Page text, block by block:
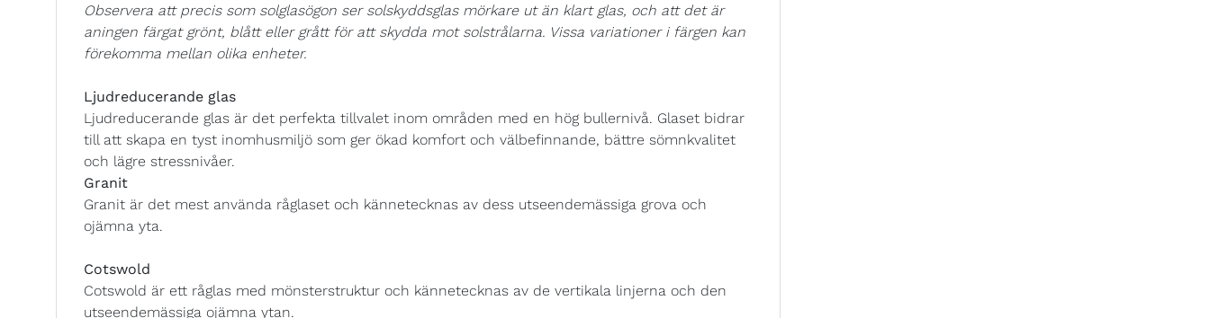
Observera att precis som solglasögon ser solskyddsglas mörkare ut än klart glas, och att det är
aningen färgat grönt, blått eller grått för att skydda mot solstrålarna. Vissa variationer i färgen kan
förekomma mellan olika enheter.
Ljudreducerande glas
Ljudreducerande glas är det perfekta tillvalet inom områden med en hög bullernivå. Glaset bidrar
till att skapa en tyst inomhusmiljö som ger ökad komfort och välbefinnande, bättre sömnkvalitet
och lägre stressnivåer.
Granit
Granit är det mest använda råglaset och kännetecknas av dess utseendemässiga grova och
ojämna yta.
Cotswold
Cotswold är ett råglas med mönsterstruktur och kännetecknas av de vertikala linjerna och den
utseendemässiga ojämna ytan.